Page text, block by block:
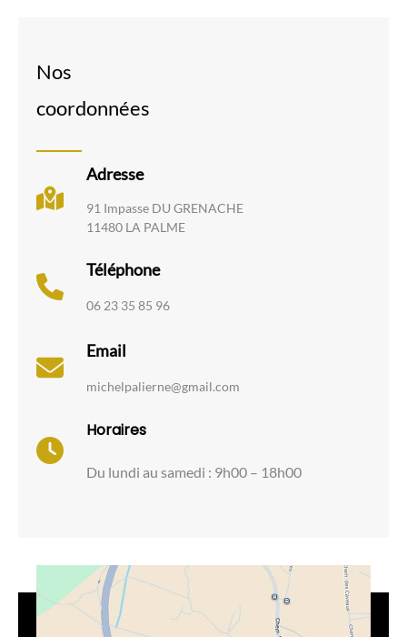
Nos
coordonnées
Adresse
91 Impasse DU GRENACHE
11480 LA PALME
Téléphone
06 23 35 85 96
Email
michelpalierne@gmail.com
Horaires
Du lundi au samedi : 9h00 – 18h00